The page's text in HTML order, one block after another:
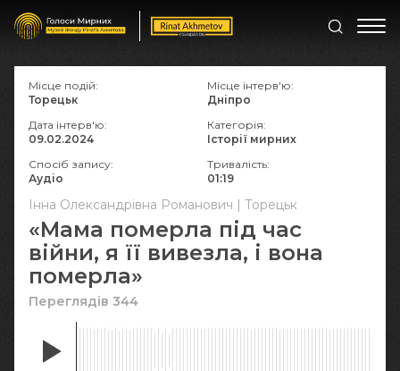
Інна Олександрівна Романович | Торецьк
«Мама померла під час
війни, я її вивезла, і вона
померла»
Переглядів 344
Місце подій:
Торецьк
Місце інтерв'ю:
Дніпро
Дата інтерв'ю:
09.02.2024
Категорія:
Історії мирних
Спосіб запису:
Аудіо
Тривалість:
01:19